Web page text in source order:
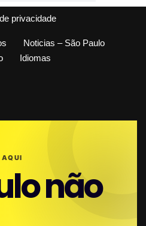
privacidade
Noticias – São Paulo
Idiomas
AQUI
não